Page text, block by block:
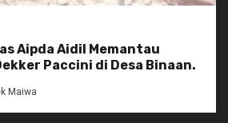
Aipda Aidil Memantau
Paccini di Desa Binaan.
Maiwa